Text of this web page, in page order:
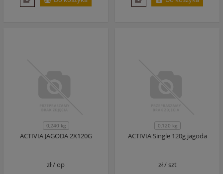
0,240 kg
ACTIVIA JAGODA 2X120G
zł /op
0,120 kg
ACTIVIA Single 120g jagoda
zł /szt